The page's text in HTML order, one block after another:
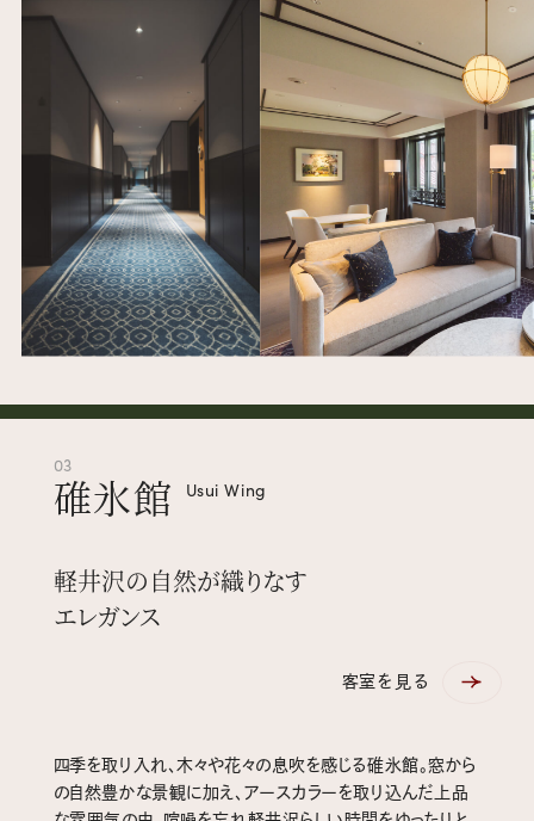
03
碓氷館 Usui Wing
軽井沢の自然が織りなす
エレガンス
客室を見る
四季を取り入れ、木々や花々の息吹を感じる碓氷館。窓から
の自然豊かな景観に加え、アースカラーを取り込んだ上品